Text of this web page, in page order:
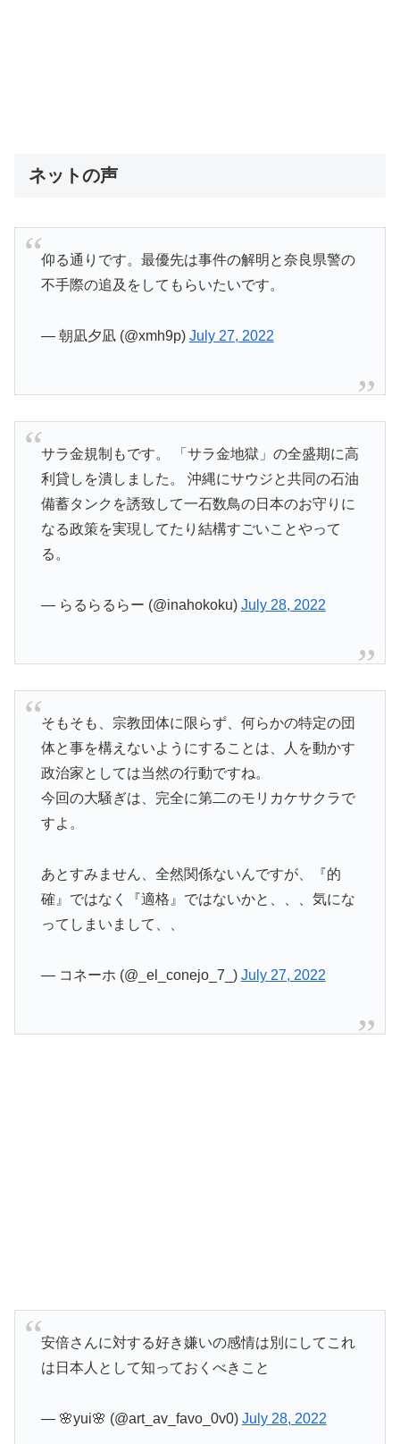
ネットの声
仰る通りです。最優先は事件の解明と奈良県警の
不手際の追及をしてもらいたいです。
— 朝凪夕凪 (@xmh9p) July 27, 2022
サラ金規制もです。 「サラ金地獄」の全盛期に高
利貸しを潰しました。 沖縄にサウジと共同の石油
備蓄タンクを誘致して一石数鳥の日本のお守りに
なる政策を実現してたり結構すごいことやって
る。
— らるらるらー (@inahokoku) July 28, 2022
そもそも、宗教団体に限らず、何らかの特定の団
体と事を構えないようにすることは、人を動かす
政治家としては当然の行動ですね。
今回の大騒ぎは、完全に第二のモリカケサクラで
すよ。
あとすみません、全然関係ないんですが、『的
確』ではなく『適格』ではないかと、、、気にな
ってしまいまして、、
— コネーホ (@_el_conejo_7_) July 27, 2022
安倍さんに対する好き嫌いの感情は別にしてこれ
は日本人として知っておくべきこと
— 🌸yui🌸 (@art_av_favo_0v0) July 28, 2022